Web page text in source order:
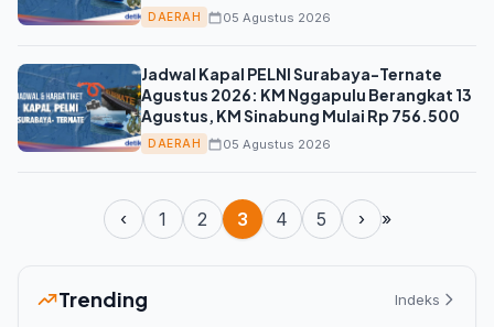
DAERAH 05 Agustus 2026
Jadwal Kapal PELNI Surabaya-Ternate
Agustus 2026: KM Nggapulu Berangkat 13
Agustus, KM Sinabung Mulai Rp 756.500
DAERAH 05 Agustus 2026
‹ 1 2 3 4 5 › »
Trending Indeks